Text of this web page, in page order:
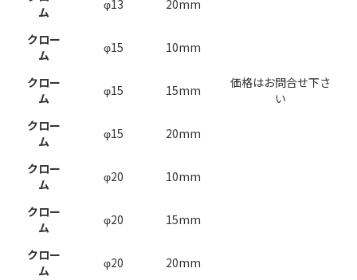
価格はお問合せ下さ
い
ム
φ13 20mm
クロー
ム
φ15 10mm
クロー
ム
φ15 15mm
クロー
ム
φ15 20mm
クロー
ム
φ20 10mm
クロー
ム
φ20 15mm
クロー
ム
φ20 20mm